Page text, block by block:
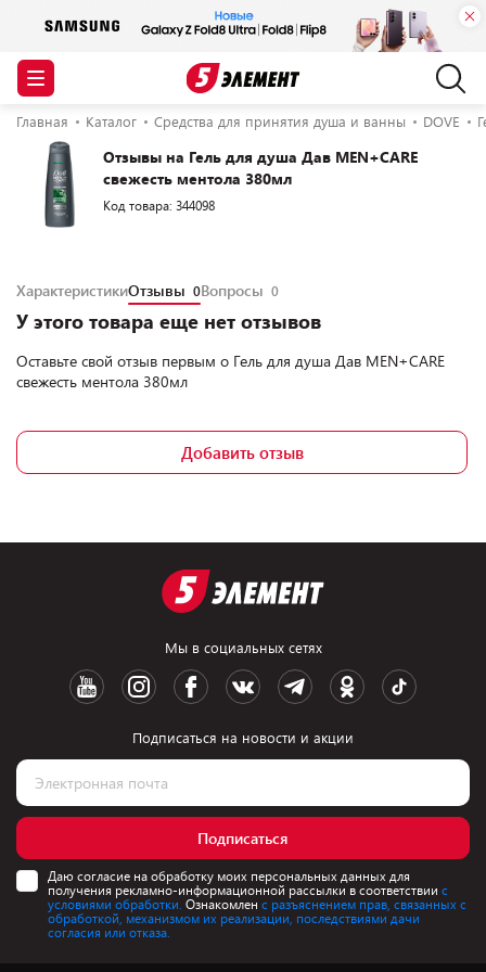
Главная Каталог Средства для принятия душа и ванны DOVE
Отзывы на Гель для душа Дав MEN+CARE
свежесть ментола 380мл
Код товара: 344098
ХарактеристикиОтзывы 0Вопросы 0
У этого товара еще нет отзывов
Оставьте свой отзыв первым о Гель для душа Дав MEN+CARE
свежесть ментола 380мл
Добавить отзыв
Мы в социальных сетях
Подписаться на новости и акции
Подписаться
Даю согласие на обработку моих персональных данных для
получения рекламно-информационной рассылки в соответствии с
условиями обработки. Ознакомлен с разъяснением прав, связанных с
обработкой, механизмом их реализации, последствиями дачи
согласия или отказа.